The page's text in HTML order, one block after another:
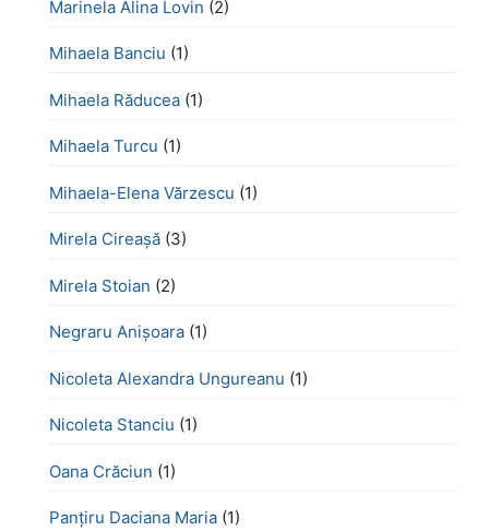
Marinela Alina Lovin (2)
Mihaela Banciu (1)
Mihaela Răducea (1)
Mihaela Turcu (1)
Mihaela-Elena Vărzescu (1)
Mirela Cireașă (3)
Mirela Stoian (2)
Negraru Anișoara (1)
Nicoleta Alexandra Ungureanu (1)
Nicoleta Stanciu (1)
Oana Crăciun (1)
Panțiru Daciana Maria (1)